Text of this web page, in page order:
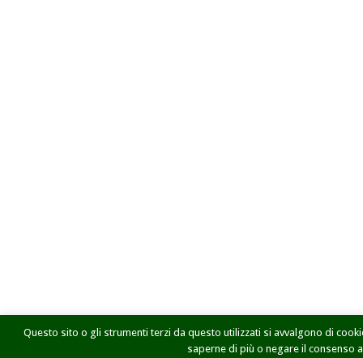
Questo sito o gli strumenti terzi da questo utilizzati si avvalgono di
saperne di più o negare il consenso